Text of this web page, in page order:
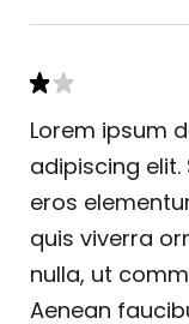
Lorem ipsum
adipiscing elit.
eros
quis viverra
nulla, ut
Aenean